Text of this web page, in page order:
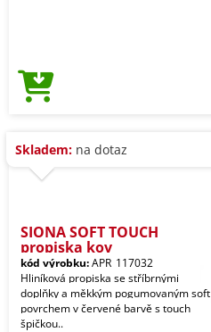
Skladem: na dotaz
SIONA SOFT TOUCH
propiska kov
kód výrobku:APR_117032
Hliníková propiska se stříbrnými
doplňky a měkkým pogumovaným soft
povrchem v červené barvě s touch
špičkou..